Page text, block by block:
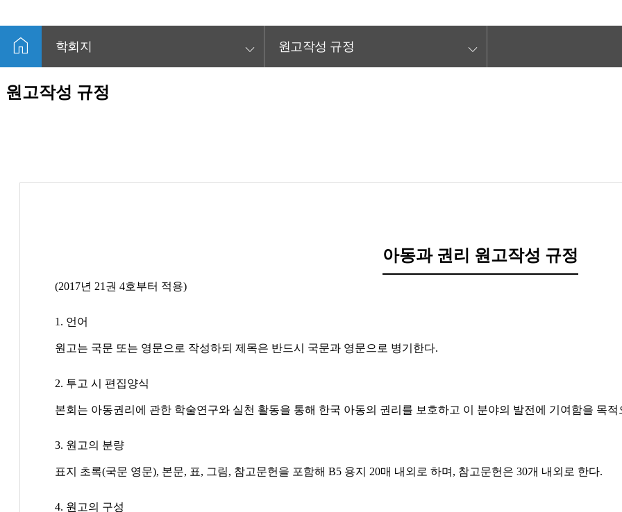
home 학회지 keyboard_arrow_down 원고작성 규정 keyboard_arrow_down
원고작성 규정
아동과 권리 원고작성 규정
(2017년 21권 4호부터 적용)
1. 언어
원고는 국문 또는 영문으로 작성하되 제목은 반드시 국문과 영문으로 병기한다.
2. 투고 시 편집양식
본회는 아동권리에 관한 학술연구와 실천 활동을 통해 한국 아동의 권리를 보호하고 이 분야의 발전에 기여함을 목적
3. 원고의 분량
표지 초록(국문 영문), 본문, 표, 그림, 참고문헌을 포함해 B5 용지 20매 내외로 하며, 참고문헌은 30개 내외로 한다.
4. 원고의 구성